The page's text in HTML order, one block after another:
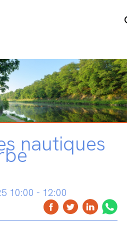
nautiques
10:00 - 12:00